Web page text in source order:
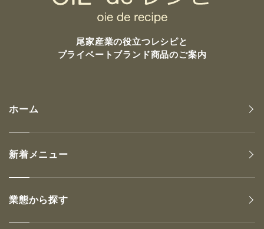
尾家産業の役立つレシピと
プライベートブランド商品のご案内
ホーム
新着メニュー
業態から探す